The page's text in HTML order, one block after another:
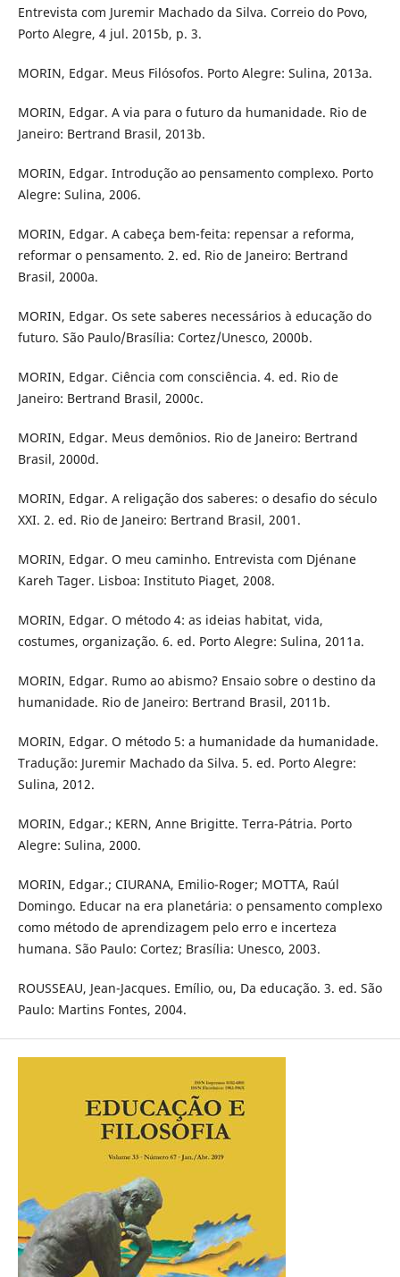
Entrevista com Juremir Machado da Silva. Correio do Povo,
Porto Alegre, 4 jul. 2015b, p. 3.
MORIN, Edgar. Meus Filósofos. Porto Alegre: Sulina, 2013a.
MORIN, Edgar. A via para o futuro da humanidade. Rio de
Janeiro: Bertrand Brasil, 2013b.
MORIN, Edgar. Introdução ao pensamento complexo. Porto
Alegre: Sulina, 2006.
MORIN, Edgar. A cabeça bem-feita: repensar a reforma,
reformar o pensamento. 2. ed. Rio de Janeiro: Bertrand
Brasil, 2000a.
MORIN, Edgar. Os sete saberes necessários à educação do
futuro. São Paulo/Brasília: Cortez/Unesco, 2000b.
MORIN, Edgar. Ciência com consciência. 4. ed. Rio de
Janeiro: Bertrand Brasil, 2000c.
MORIN, Edgar. Meus demônios. Rio de Janeiro: Bertrand
Brasil, 2000d.
MORIN, Edgar. A religação dos saberes: o desafio do século
XXI. 2. ed. Rio de Janeiro: Bertrand Brasil, 2001.
MORIN, Edgar. O meu caminho. Entrevista com Djénane
Kareh Tager. Lisboa: Instituto Piaget, 2008.
MORIN, Edgar. O método 4: as ideias habitat, vida,
costumes, organização. 6. ed. Porto Alegre: Sulina, 2011a.
MORIN, Edgar. Rumo ao abismo? Ensaio sobre o destino da
humanidade. Rio de Janeiro: Bertrand Brasil, 2011b.
MORIN, Edgar. O método 5: a humanidade da humanidade.
Tradução: Juremir Machado da Silva. 5. ed. Porto Alegre:
Sulina, 2012.
MORIN, Edgar.; KERN, Anne Brigitte. Terra-Pátria. Porto
Alegre: Sulina, 2000.
MORIN, Edgar.; CIURANA, Emilio-Roger; MOTTA, Raúl
Domingo. Educar na era planetária: o pensamento complexo
como método de aprendizagem pelo erro e incerteza
humana. São Paulo: Cortez; Brasília: Unesco, 2003.
ROUSSEAU, Jean-Jacques. Emílio, ou, Da educação. 3. ed. São
Paulo: Martins Fontes, 2004.